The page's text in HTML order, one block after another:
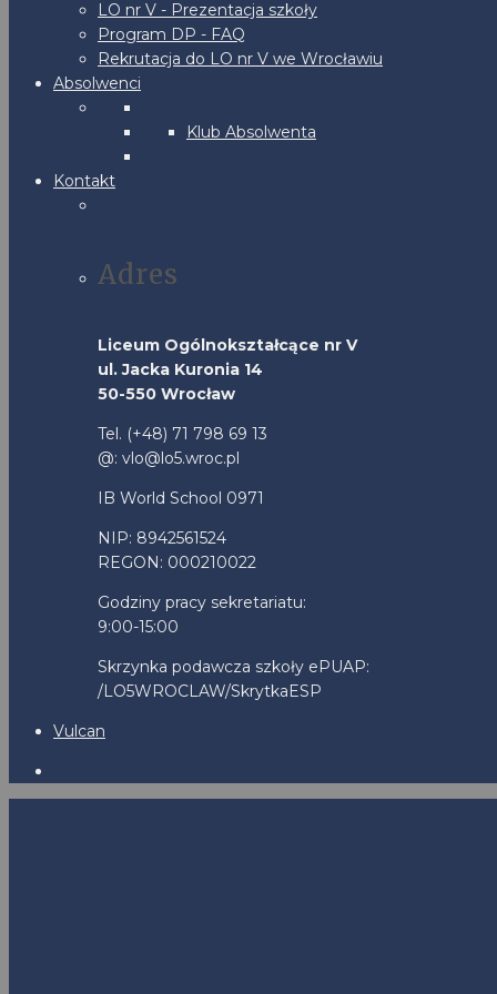
LO nr V - Prezentacja szkoły
Program DP - FAQ
Rekrutacja do LO nr V we Wrocławiu
Absolwenci
Klub Absolwenta
Kontakt
Adres
Liceum Ogólnokształcące nr V
ul. Jacka Kuronia 14
50-550 Wrocław
Tel. (+48) 71 798 69 13
@: vlo@lo5.wroc.pl
IB World School 0971
NIP: 8942561524
REGON: 000210022
Godziny pracy sekretariatu:
9:00-15:00
Skrzynka podawcza szkoły ePUAP:
/LO5WROCLAW/SkrytkaESP
Vulcan